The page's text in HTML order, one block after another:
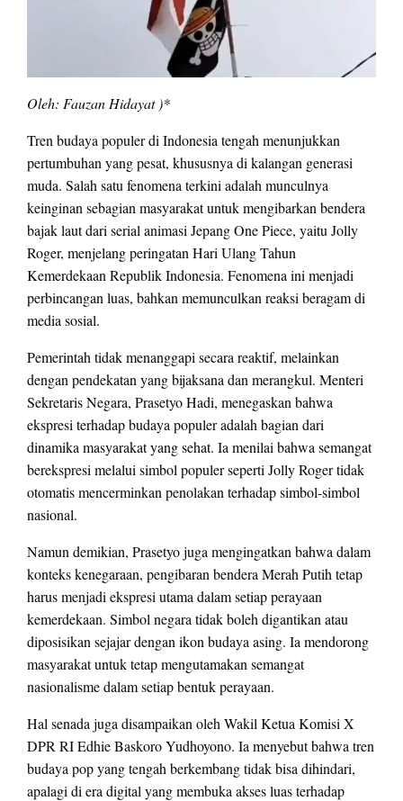
Oleh: Fauzan Hidayat )*
Tren budaya populer di Indonesia tengah menunjukkan
pertumbuhan yang pesat, khususnya di kalangan generasi
muda. Salah satu fenomena terkini adalah munculnya
keinginan sebagian masyarakat untuk mengibarkan bendera
bajak laut dari serial animasi Jepang One Piece, yaitu Jolly
Roger, menjelang peringatan Hari Ulang Tahun
Kemerdekaan Republik Indonesia. Fenomena ini menjadi
perbincangan luas, bahkan memunculkan reaksi beragam di
media sosial.
Pemerintah tidak menanggapi secara reaktif, melainkan
dengan pendekatan yang bijaksana dan merangkul. Menteri
Sekretaris Negara, Prasetyo Hadi, menegaskan bahwa
ekspresi terhadap budaya populer adalah bagian dari
dinamika masyarakat yang sehat. Ia menilai bahwa semangat
berekspresi melalui simbol populer seperti Jolly Roger tidak
otomatis mencerminkan penolakan terhadap simbol-simbol
nasional.
Namun demikian, Prasetyo juga mengingatkan bahwa dalam
konteks kenegaraan, pengibaran bendera Merah Putih tetap
harus menjadi ekspresi utama dalam setiap perayaan
kemerdekaan. Simbol negara tidak boleh digantikan atau
diposisikan sejajar dengan ikon budaya asing. Ia mendorong
masyarakat untuk tetap mengutamakan semangat
nasionalisme dalam setiap bentuk perayaan.
Hal senada juga disampaikan oleh Wakil Ketua Komisi X
DPR RI Edhie Baskoro Yudhoyono. Ia menyebut bahwa tren
budaya pop yang tengah berkembang tidak bisa dihindari,
apalagi di era digital yang membuka akses luas terhadap